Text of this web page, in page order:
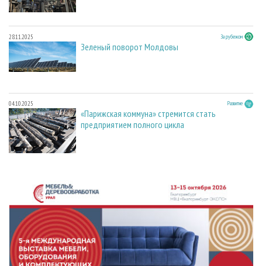
28.11.2025 За рубежом
Зеленый поворот Молдовы
04.10.2025 Развитие
«Парижская коммуна» стремится стать
предприятием полного цикла